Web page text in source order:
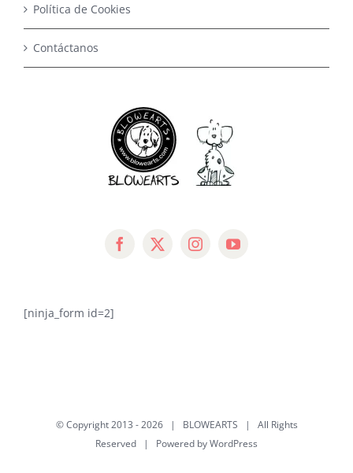
Política de Cookies
Contáctanos
[ninja_form id=2]
© Copyright 2013 -2026 | BLOWEARTS | All Rights
Reserved | Powered byWordPress